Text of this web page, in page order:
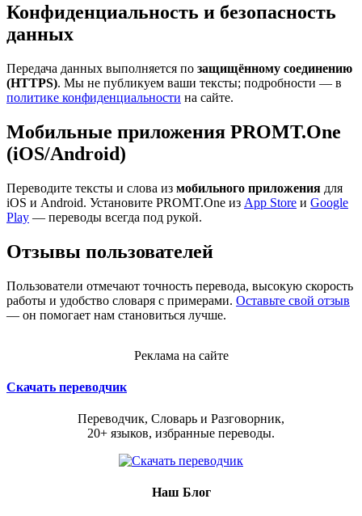
Конфиденциальность и безопасность
данных
Передача данных выполняется по защищённому соединению
(HTTPS). Мы не публикуем ваши тексты; подробности — в
политике конфиденциальности на сайте.
Мобильные приложения PROMT.One
(iOS/Android)
Переводите тексты и слова из мобильного приложения для
iOS и Android. Установите PROMT.One из App Store и Google
Play — переводы всегда под рукой.
Отзывы пользователей
Пользователи отмечают точность перевода, высокую скорость
работы и удобство словаря с примерами. Оставьте свой отзыв
— он помогает нам становиться лучше.
Реклама на сайте
Скачать переводчик
Переводчик, Словарь и Разговорник,
20+ языков, избранные переводы.
Наш Блог